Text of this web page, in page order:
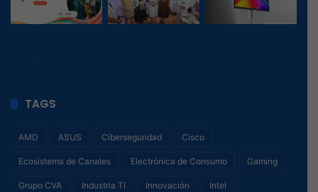
TAGS
AMD ASUS Ciberseguridad Cisco
Ecosistema de Canales Electrónica de Consumo Gaming
Grupo CVA Industria TI Innovación Intel